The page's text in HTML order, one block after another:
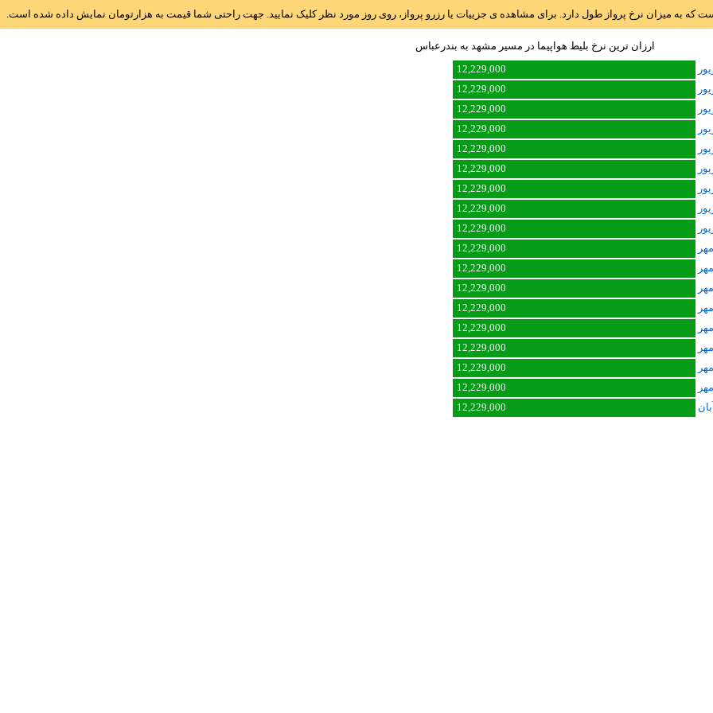
که به میزان نرخ پرواز طول دارد. برای مشاهده ی جزییات یا رزرو پرواز، روی روز مورد نظر کلیک نمایید. جهت راحتی شما قیمت به هزارتومان نمایش داده شده است.
ارزان ترین نرخ بلیط هواپیما در مسیر مشهد به بندرعباس
12,229,000
12,229,000
12,229,000
12,229,000
12,229,000
12,229,000
12,229,000
12,229,000
12,229,000
12,229,000
12,229,000
12,229,000
12,229,000
12,229,000
12,229,000
12,229,000
12,229,000
12,229,000